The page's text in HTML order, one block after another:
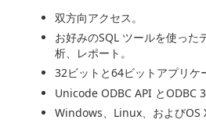
双方向アクセス。
お好みのSQL ツールを使った
析、レポート。
32ビットと64ビットアプリケ
Unicode ODBC API とODBC
Windows、Linux、およびOS